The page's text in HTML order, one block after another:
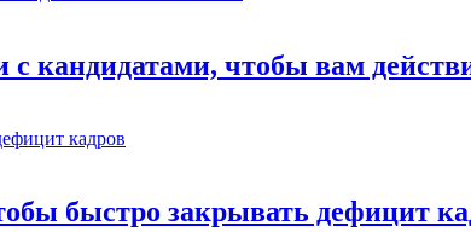
кандидатами, чтобы вам
быстро закрывать дефицит